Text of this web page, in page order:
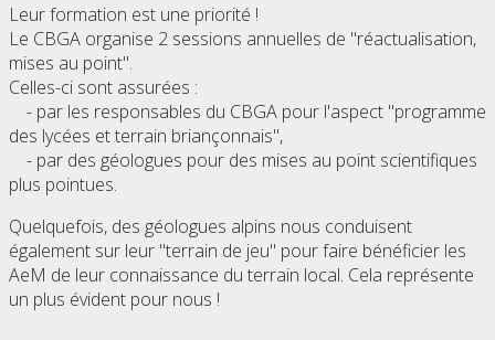
Leur formation est une priorité !
Le CBGA organise 2 sessions annuelles de "réactualisation,
mises au point".
Celles-ci sont assurées :
- par les responsables du CBGA pour l'aspect "programme
des lycées et terrain briançonnais",
- par des géologues pour des mises au point scientifiques
plus pointues.
Quelquefois, des géologues alpins nous conduisent
également sur leur "terrain de jeu" pour faire bénéficier les
AeM de leur connaissance du terrain local. Cela représente
un plus évident pour nous !